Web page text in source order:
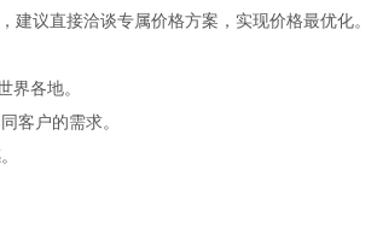
议直接洽谈专属价格方案，实现价格最优化。
界各地。
客户的需求。